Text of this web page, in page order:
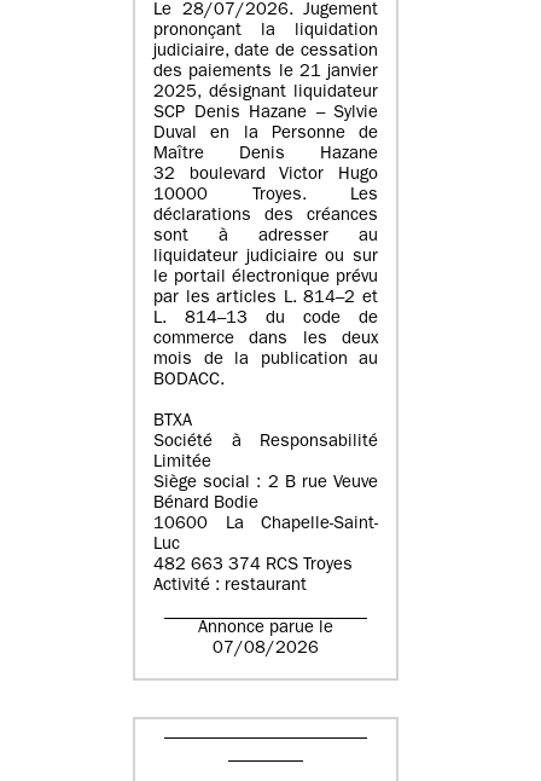
Le 28/07/2026. Jugement
prononçant la liquidation
judiciaire, date de cessation
des paiements le 21 janvier
2025, désignant liquidateur
SCP Denis Hazane – Sylvie
Duval en la Personne de
Maître Denis Hazane
32 boulevard Victor Hugo
10000 Troyes. Les
déclarations des créances
sont à adresser au
liquidateur judiciaire ou sur
le portail électronique prévu
par les articles L. 814–2 et
L. 814–13 du code de
commerce dans les deux
mois de la publication au
BODACC.
BTXA
Société à Responsabilité
Limitée
Siège social : 2 B rue Veuve
Bénard Bodie
10600 La Chapelle-Saint-
Luc
482 663 374 RCS Troyes
Activité : restaurant
Annonce parue le
07/08/2026